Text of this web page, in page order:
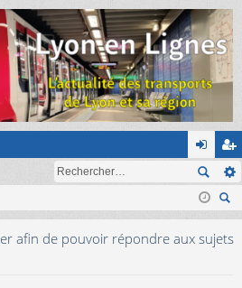
on
ne
ns
cri
ec
her
afin de pouvoir répondre aux sujets